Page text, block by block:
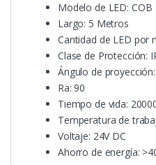
Modelo de LED: COB
Largo: 5 Metros
Cantidad de LED por
Clase de Protección:
Ángulo de
Ra: 90
Tiempo de vida:
Temperatura de
Voltaje: 24V DC
Ahorro de energía: